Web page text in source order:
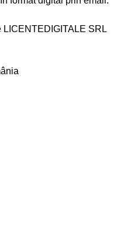
LICENTEDIGITALE SRL